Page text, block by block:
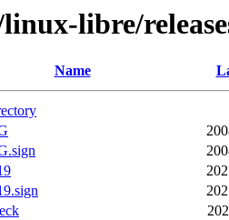
libre/
Name